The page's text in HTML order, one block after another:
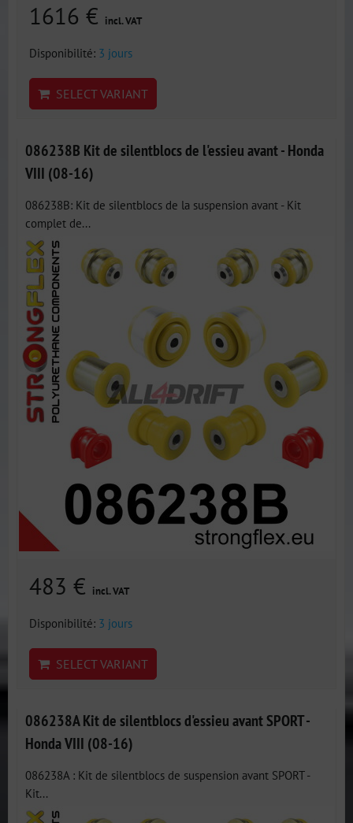
1616 € incl. VAT
Disponibilité: 3 jours
SELECT VARIANT
086238B Kit de silentblocs de l'essieu avant - Honda
VIII (08-16)
086238B: Kit de silentblocs de la suspension avant - Kit
complet de...
483 € incl. VAT
Disponibilité: 3 jours
SELECT VARIANT
086238A Kit de silentblocs d'essieu avant SPORT -
Honda VIII (08-16)
086238A : Kit de silentblocs de suspension avant SPORT -
Kit...